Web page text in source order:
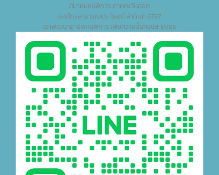
สมาคมคนพิการ ภาคตะวันออก
องค์กรสาธารณประโยชน์ ลำดับที่ 6737
เราพัฒนาอาชีพคนพิการ เพื่อความมั่นคงและยั่งยืน